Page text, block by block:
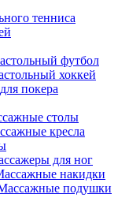
тенниса
футбол
хоккей
покера
столы
кресла
для ног
накидки
подушки